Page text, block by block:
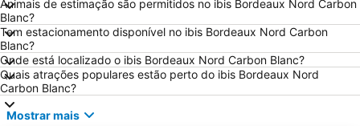
Basilique Saint-Michel
La Place Saint Michel
St Michel - Nansouty - St Genès
Tribunal de Grande Instance de Bordeaux
Zoo de Bordeaux-Pessac
Ópera Nacional de Bordeaux
Maison du Vin de Saint-Emilion
Animais de estimação são permitidos no ibis Bordeaux Nord Carbon
Blanc?
Tem estacionamento disponível no ibis Bordeaux Nord Carbon
Blanc?
Onde está localizado o ibis Bordeaux Nord Carbon Blanc?
Quais atrações populares estão perto do ibis Bordeaux Nord
Carbon Blanc?
Mostrar mais